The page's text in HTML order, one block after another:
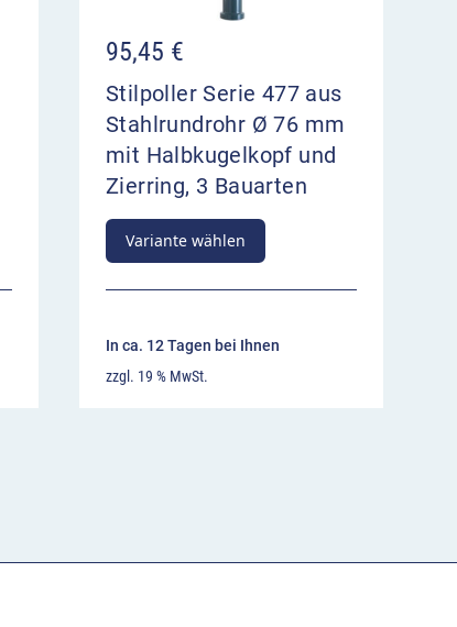
95,45 €
Stilpoller Serie 477 aus
Stahlrundrohr Ø 76 mm
mit Halbkugelkopf und
Zierring, 3 Bauarten
Variante wählen
In ca. 12 Tagen bei Ihnen
zzgl. 19 % MwSt.